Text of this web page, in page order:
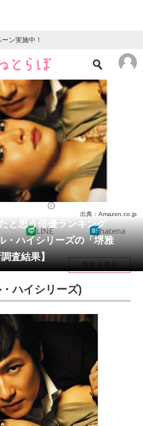
ン実施中！
ニュース
クイズ
地域
教育・育児
リサーチ
と思う俳優ランキング
ハイシリーズの「堺雅
査結果】
出典：Amazon.co.jp
LINE hatena
目次を表示
ハイシリーズ)